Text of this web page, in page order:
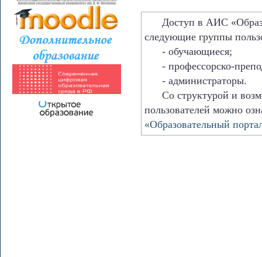
Доступ в АИС
следующие группы
- обучающиеся;
- профессорско-
- администраторы.
Со структурой и
пользователей можно
«Образовательный